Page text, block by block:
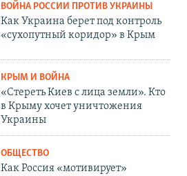
ВОЙНА РОССИИ ПРОТИВ УКРАИНЫ
Как Украина берет под контроль
«сухопутный коридор» в Крым
КРЫМ И ВОЙНА
«Стереть Киев с лица земли». Кто
в Крыму хочет уничтожения
Украины
ОБЩЕСТВО
Как Россия «мотивирует»